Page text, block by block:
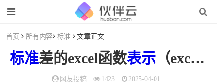
首页 所有内容 标准 文章正文
标准差的excel函数表示 （excel中
网友投稿 1423 2025-04-01